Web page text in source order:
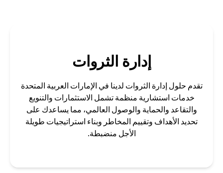
إدارة الثروات
تقدم حلول إدارة الثروات لدينا في الإمارات العربية المتحدة
خدمات استشارية منظمة تشمل الاستثمارات والتنويع
والتقاعد والحماية والوصول العالمي، مما يساعدك على
تحديد الأهداف وتقييم المخاطر وبناء استراتيجيات طويلة
الأجل منضبطة.